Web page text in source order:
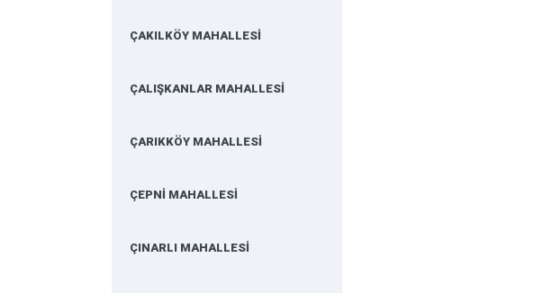
ÇAKILKÖY MAHALLESİ
ÇALIŞKANLAR MAHALLESİ
ÇARIKKÖY MAHALLESİ
ÇEPNİ MAHALLESİ
ÇINARLI MAHALLESİ